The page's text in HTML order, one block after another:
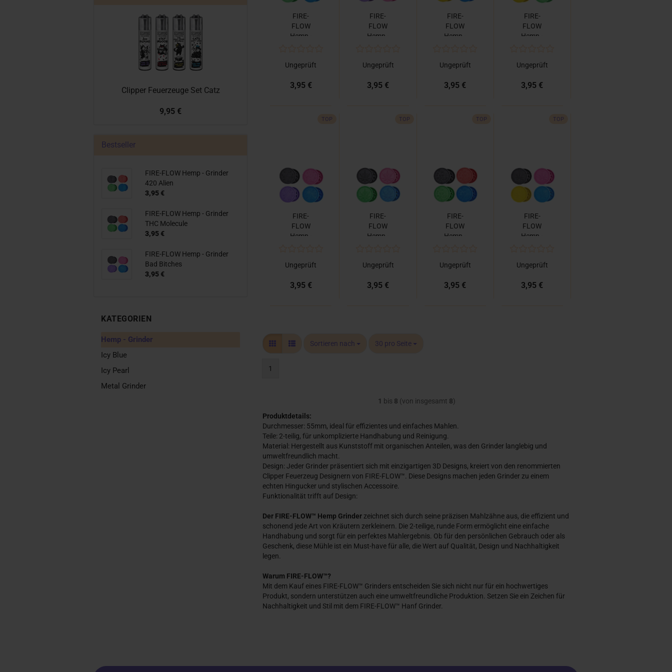
FIRE-
FLOW
Hemp -
Ungeprüft
3,95 €
FIRE-
FLOW
Hemp -
Ungeprüft
3,95 €
FIRE-
FLOW
Hemp -
Ungeprüft
3,95 €
FIRE-
FLOW
Hemp -
Ungeprüft
3,95 €
TOP
FIRE-
FLOW
Hemp -
Bitches
Ungeprüft
3,95 €
TOP
FIRE-
FLOW
Hemp -
Fuck
Ungeprüft
3,95 €
TOP
FIRE-
FLOW
Hemp -
Molecule
Ungeprüft
3,95 €
TOP
FIRE-
FLOW
Hemp -
Leaf
Ungeprüft
3,95 €
Sortieren nach
Sortieren nach 30 pro Seite
pro Seite
1
1 bis 8 (von insgesamt 8)
Produktdetails:
Durchmesser: 55mm, ideal für effizientes und einfaches Mahlen.
Teile: 2-teilig, für unkomplizierte Handhabung und Reinigung.
Material: Hergestellt aus Kunststoff mit organischen Anteilen, was den Grinder langlebig und
umweltfreundlich macht.
Design: Jeder Grinder präsentiert sich mit einzigartigen 3D Designs, kreiert von den renommierten
Clipper Feuerzeug Designern von FIRE-FLOW™. Diese Designs machen jeden Grinder zu einem
echten Hingucker und stylischen Accessoire.
Funktionalität trifft auf Design:
Der FIRE-FLOW™ Hemp Grinder zeichnet sich durch seine präzisen Mahlzähne aus, die effizient und
schonend jede Art von Kräutern zerkleinern. Die 2-teilige, runde Form ermöglicht eine einfache
Handhabung und sorgt für ein perfektes Mahlergebnis. Ob für den persönlichen Gebrauch oder als
Geschenk, diese Mühle ist ein Must-have für alle, die Wert auf Qualität, Design und Nachhaltigkeit
legen.
Warum FIRE-FLOW™?
Mit dem Kauf eines FIRE-FLOW™ Grinders entscheiden Sie sich nicht nur für ein hochwertiges
Produkt, sondern unterstützen auch eine umweltfreundliche Produktion. Setzen Sie ein Zeichen für
Nachhaltigkeit und Stil mit dem FIRE-FLOW™ Hanf Grinder.
Clipper Feuerzeuge Set Catz
9,95 €
Bestseller
FIRE-FLOW Hemp - Grinder
420 Alien
3,95 €
FIRE-FLOW Hemp - Grinder
THC Molecule
3,95 €
FIRE-FLOW Hemp - Grinder
Bad Bitches
3,95 €
KATEGORIEN
Hemp - Grinder
Icy Blue
Icy Pearl
Metal Grinder